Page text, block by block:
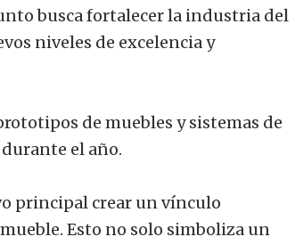
busca fortalecer la industria del
niveles de excelencia y
de muebles y sistemas de
el año.
principal crear un vínculo
Esto no solo simboliza un